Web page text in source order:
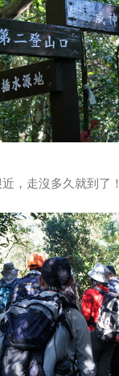
，走沒多久就到了！